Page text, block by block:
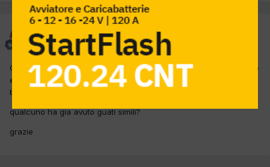
Inviato5 Settembre 2017
Ciao a tutti, ho un problema su un alfa spider 24mtj con la capote
elettrica che in apertura si ferma e da errore....con codice guasto
b1521 e b1003...
qualcuno ha gia avuto guati simili?
grazie